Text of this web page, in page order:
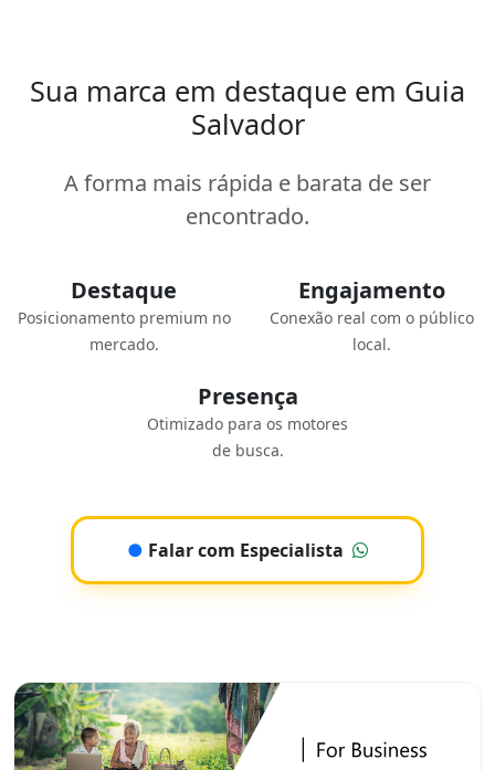
Sua marca em destaque em Guia
Salvador
A forma mais rápida e barata de ser
encontrado.
Destaque
Posicionamento premium no
mercado.
Engajamento
Conexão real com o público
local.
Presença
Otimizado para os motores
de busca.
● Falar com Especialista